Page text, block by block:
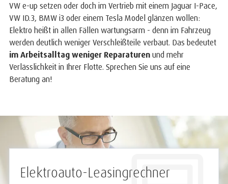
VW e-up setzen oder doch im Vertrieb mit einem Jaguar I-Pace,
VW ID.3, BMW i3 oder einem Tesla Model glänzen wollen:
Elektro heißt in allen Fällen wartungsarm - denn im Fahrzeug
werden deutlich weniger Verschleißteile verbaut. Das bedeutet
im Arbeitsalltag weniger Reparaturen und mehr
Verlässlichkeit in Ihrer Flotte. Sprechen Sie uns auf eine
Beratung an!
Elektroauto-Leasingrechner